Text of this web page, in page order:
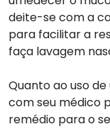
deite-se com a
para facilitar a
faça lavagem
Quanto ao uso
com seu médico
remédio para o